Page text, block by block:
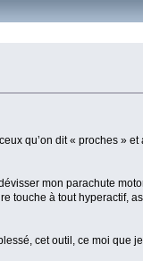
qu’on dit « proches »
mon parachute
touche à tout hyperactif,
cet outil, ce moi que